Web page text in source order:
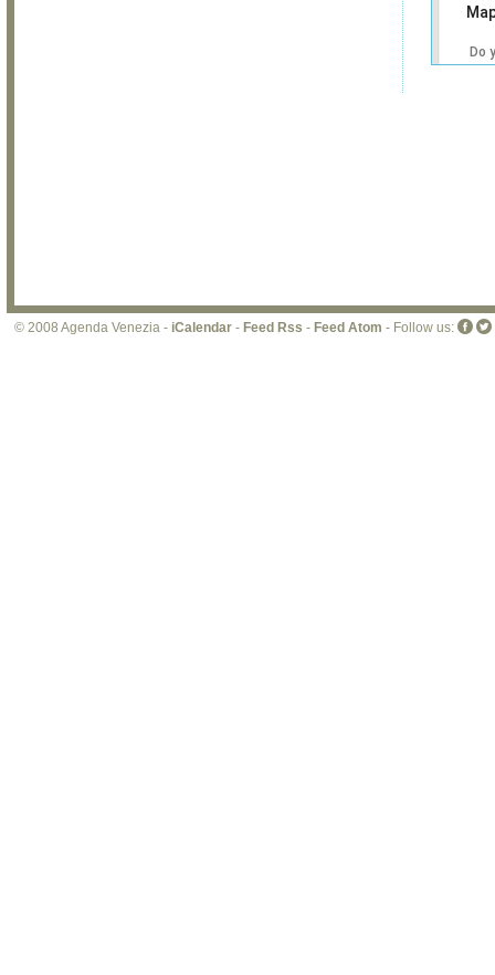
Do
© 2008 Agenda Venezia - iCalendar - Feed Rss - Feed Atom - Follow us: